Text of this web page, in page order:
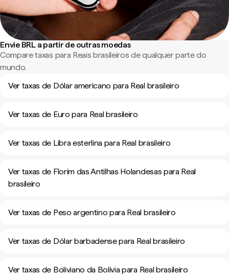
Envie BRL a partir de outras moedas
Compare taxas para Reais brasileiros de qualquer parte do
mundo.
Ver taxas de Dólar americano para Real brasileiro
Ver taxas de Euro para Real brasileiro
Ver taxas de Libra esterlina para Real brasileiro
Ver taxas de Florim das Antilhas Holandesas para Real
brasileiro
Ver taxas de Peso argentino para Real brasileiro
Ver taxas de Dólar barbadense para Real brasileiro
Ver taxas de Boliviano da Bolívia para Real brasileiro